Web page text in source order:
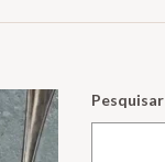
Pesquisar